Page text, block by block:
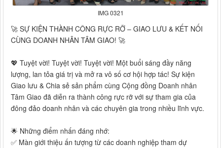
IMG 0321
🚀 SỰ KIỆN THÀNH CÔNG RỰC RỠ – GIAO LƯU & KẾT NỐI
CÙNG DOANH NHÂN TÂM GIAO! 🚀
💖 Tuyệt vời! Tuyệt vời! Tuyệt vời! Một buổi sáng đầy năng
lượng, lan tỏa giá trị và mở ra vô số cơ hội hợp tác! Sự kiện
Giao lưu & Chia sẻ sản phẩm cùng Cộng đồng Doanh nhân
Tâm Giao đã diễn ra thành công rực rỡ với sự tham gia của
đông đảo doanh nhân và các chuyên gia trong nhiều lĩnh vực.
🌟 Những điểm nhấn đáng nhớ:
✅ Màn giới thiệu ấn tượng từ các doanh nghiệp tham dự